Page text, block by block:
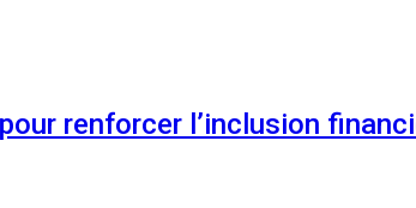
renforcer l’inclusion